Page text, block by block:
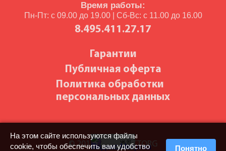
Время работы:
Пн-Пт: с 09.00 до 19.00 | Сб-Вс: с 11.00 до 16.00
8.495.411.27.17
Гарантии
Публичная оферта
Политика обработки
персональных данных
© 2010-2026 BILETTORG
На этом сайте используются файлы
cookie, чтобы обеспечить вам удобство
Понятно